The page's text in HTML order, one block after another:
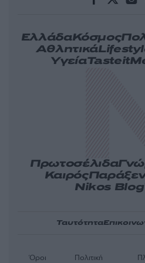
ΕλλάδαΚόσμος
Αθλητικά
ΥγείαTasteit
Πρωτοσέλιδα
Καιρός
Nikos Blog
Ταυτότητα
Όροι Πολιτική